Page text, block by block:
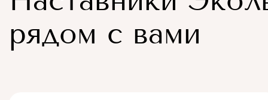
рядом с вами